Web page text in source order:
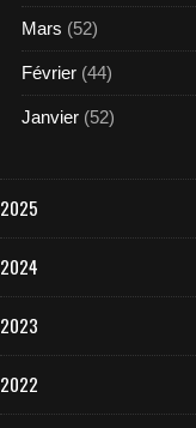
Mars (52)
Février (44)
Janvier (52)
2025
2024
2023
2022